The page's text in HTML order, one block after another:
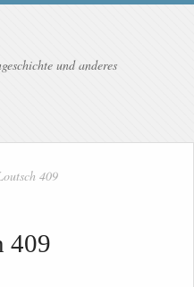
und anderes
409
409